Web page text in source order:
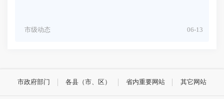
06-13
市级动态
市政府部门 各县（市、区） 省内重要网站 其它网站